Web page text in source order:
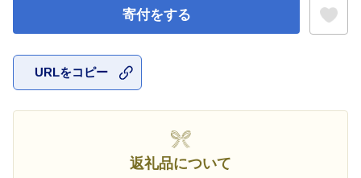
寄付をする
URLをコピー
返礼品について